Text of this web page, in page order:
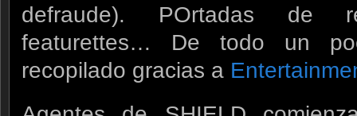
defraude). POrtadas de
featurettes… De todo un
recopilado gracias a